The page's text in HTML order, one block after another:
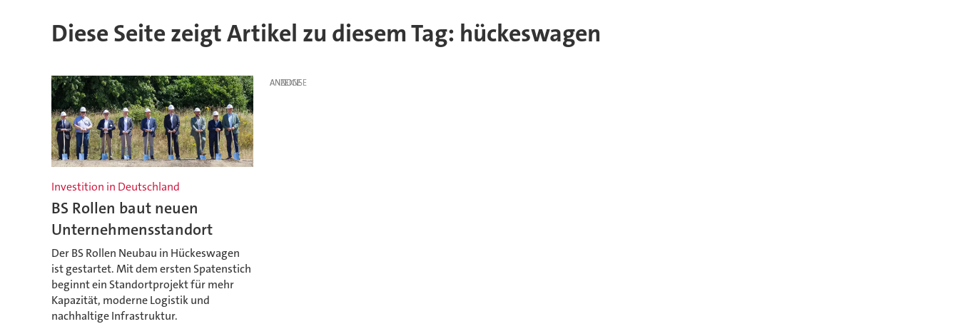
Diese Seite zeigt Artikel zu diesem Tag: hückeswagen
Investition in Deutschland
BS Rollen baut neuen
Unternehmensstandort
Der BS Rollen Neubau in Hückeswagen
ist gestartet. Mit dem ersten Spatenstich
beginnt ein Standortprojekt für mehr
Kapazität, moderne Logistik und
nachhaltige Infrastruktur.
ANZEIGE